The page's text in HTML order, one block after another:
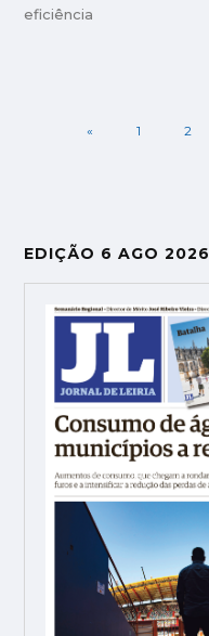
eficiência
« 1 2
EDIÇÃO 6 AGO 2026